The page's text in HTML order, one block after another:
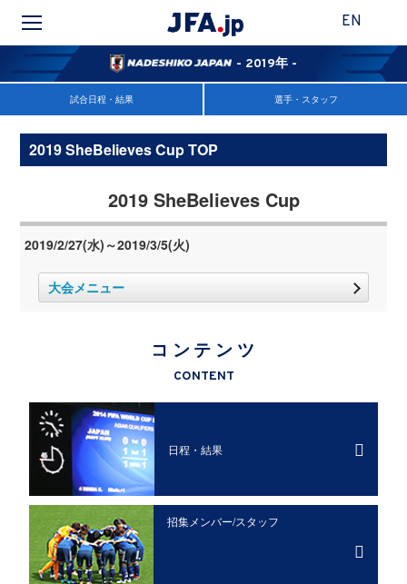
EN
- 2019年 -
試合日程・結果 選手・スタッフ
2019 SheBelieves Cup TOP
2019 SheBelieves Cup
2019/2/27(水)～2019/3/5(火)
大会メニュー
コンテンツ
CONTENT
日程・結果
招集メンバー/スタッフ